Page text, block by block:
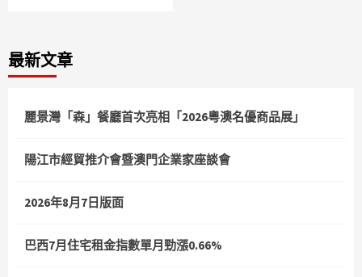
最新文章
麗景灣「森」餐廳首次亮相「2026粵澳名優商品展」
陽江市經貿推介會暨澳門企業家座談會
2026年8月7日版面
巴西7月住宅租金指數單月勁漲0.66%